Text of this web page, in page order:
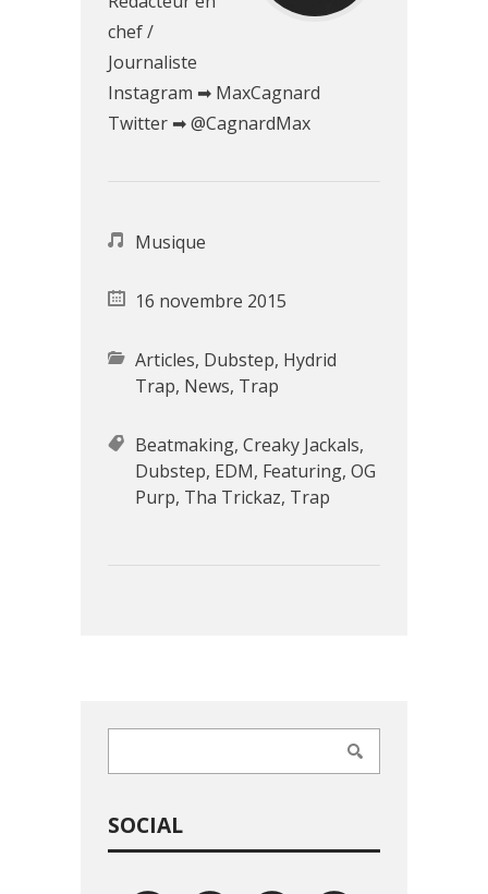
chef /
Journaliste
Instagram ➡ MaxCagnard
Twitter ➡ @CagnardMax
Musique
16 novembre 2015
Articles, Dubstep, Hydrid
Trap, News, Trap
Beatmaking, Creaky Jackals,
Dubstep, EDM, Featuring, OG
Purp, Tha Trickaz, Trap
SOCIAL